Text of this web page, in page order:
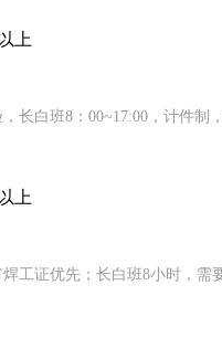
上
长白班8：00~17:00，计件制
上
焊工证优先；长白班8小时，